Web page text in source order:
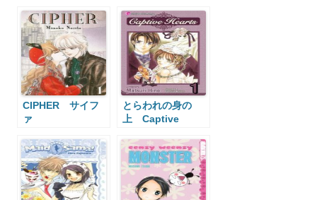
CIPHER サイフ
ァ
とらわれの身の
上 Captive